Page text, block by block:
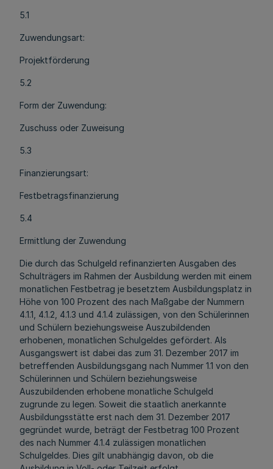
5.1
Zuwendungsart:
Projektförderung
5.2
Form der Zuwendung:
Zuschuss oder Zuweisung
5.3
Finanzierungsart:
Festbetragsfinanzierung
5.4
Ermittlung der Zuwendung
Die durch das Schulgeld refinanzierten Ausgaben des
Schulträgers im Rahmen der Ausbildung werden mit einem
monatlichen Festbetrag je besetztem Ausbildungsplatz in
Höhe von 100 Prozent des nach Maßgabe der Nummern
4.1.1, 4.1.2, 4.1.3 und 4.1.4 zulässigen, von den Schülerinnen
und Schülern beziehungsweise Auszubildenden
erhobenen, monatlichen Schulgeldes gefördert. Als
Ausgangswert ist dabei das zum 31. Dezember 2017 im
betreffenden Ausbildungsgang nach Nummer 1.1 von den
Schülerinnen und Schülern beziehungsweise
Auszubildenden erhobene monatliche Schulgeld
zugrunde zu legen. Soweit die staatlich anerkannte
Ausbildungsstätte erst nach dem 31. Dezember 2017
gegründet wurde, beträgt der Festbetrag 100 Prozent
des nach Nummer 4.1.4 zulässigen monatlichen
Schulgeldes. Dies gilt unabhängig davon, ob die